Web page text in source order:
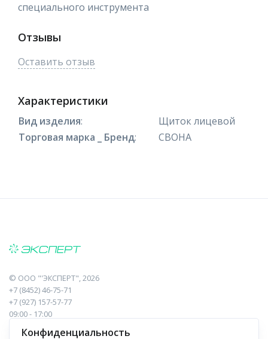
специального инструмента
Отзывы
Оставить отзыв
Характеристики
Вид изделия:
Щиток лицевой
Торговая марка _ Бренд: СВОНА
© ООО "'ЭКСПЕРТ", 2026
+7 (8452) 46-75-71
+7 (927) 157-57-77
09:00 - 17:00
410017, Саратов, Пугачева, 10 к1, оф.23
Конфиденциальность